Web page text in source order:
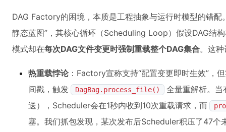
DAG Factory的困境，本质是工程抽象与运行时模型的错
静态蓝图”，其核心循环（Scheduling Loop）假设DAG结
模式却在每次DAG文件变更时强制重载整个DAG集合。这
热重载悖论：Factory宣称支持“配置变更即时生效”，
间戳，触发
DagBag.process_file()
全量重解析。当
送），Scheduler会在1秒内收到10次重载请求，而
塞。我们抓包发现，某次发布后Scheduler积压了47个